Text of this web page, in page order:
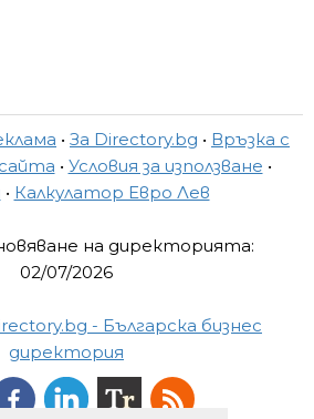
• За Directory.bg • Връзка с
• Условия за използване •
• Калкулатор Евро Лев
на директорията:
02/07/2026
- Българска бизнес
директория